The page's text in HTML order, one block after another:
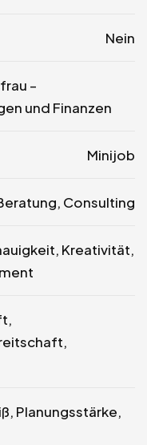
Nein
–
und Finanzen
Minijob
Consulting
Kreativität,
Planungsstärke,